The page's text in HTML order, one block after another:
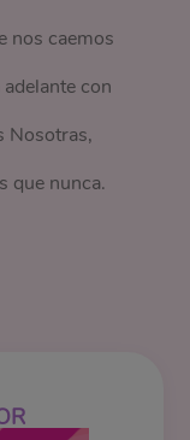
nos caemos
con
Nosotras,
que nunca.